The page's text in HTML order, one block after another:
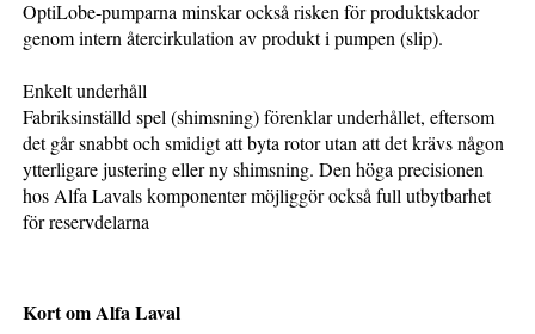
OptiLobe-pumparna minskar också risken för produktskador
genom intern återcirkulation av produkt i pumpen (slip).
Enkelt underhåll
Fabriksinställd spel (shimsning) förenklar underhållet, eftersom
det går snabbt och smidigt att byta rotor utan att det krävs någon
ytterligare justering eller ny shimsning. Den höga precisionen
hos Alfa Lavals komponenter möjliggör också full utbytbarhet
för reservdelarna
Kort om Alfa Laval